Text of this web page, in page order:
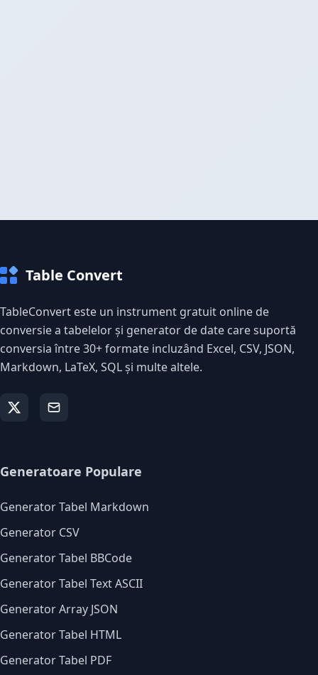
Table Convert
TableConvert este un instrument gratuit online de
conversie a tabelelor și generator de date care suportă
conversia între 30+ formate incluzând Excel, CSV, JSON,
Markdown, LaTeX, SQL și multe altele.
Generatoare Populare
Generator Tabel Markdown
Generator CSV
Generator Tabel BBCode
Generator Tabel Text ASCII
Generator Array JSON
Generator Tabel HTML
Generator Tabel PDF